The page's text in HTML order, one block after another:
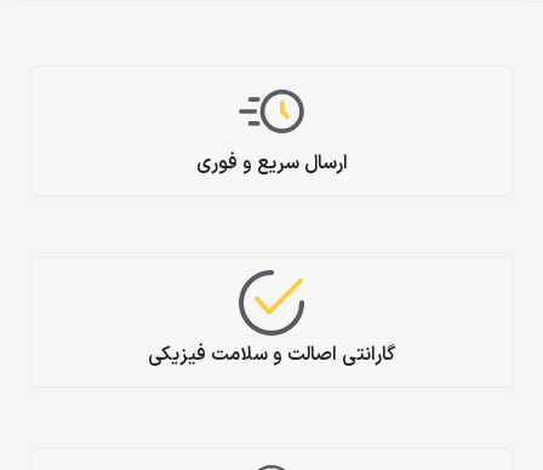
ارسال سریع و فوری
گارانتی اصالت و سلامت فیزیکی